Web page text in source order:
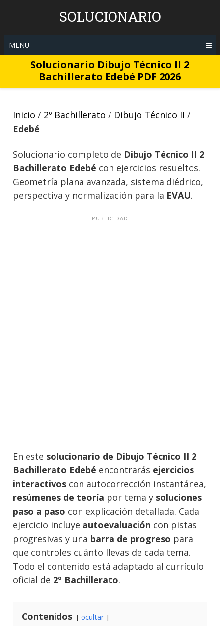
SOLUCIONARIO
MENU
Solucionario Dibujo Técnico II 2
Bachillerato Edebé PDF 2026
Inicio / 2º Bachillerato / Dibujo Técnico II /
Edebé
Solucionario completo de Dibujo Técnico II 2
Bachillerato Edebé con ejercicios resueltos.
Geometría plana avanzada, sistema diédrico,
perspectiva y normalización para la EVAU.
En este solucionario de Dibujo Técnico II 2
Bachillerato Edebé encontrarás ejercicios
interactivos con autocorrección instantánea,
resúmenes de teoría por tema y soluciones
paso a paso con explicación detallada. Cada
ejercicio incluye autoevaluación con pistas
progresivas y una barra de progreso para
que controles cuánto llevas de cada tema.
Todo el contenido está adaptado al currículo
oficial de 2º Bachillerato.
Contenidos ocultar